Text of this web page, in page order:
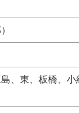
、東、板橋、小